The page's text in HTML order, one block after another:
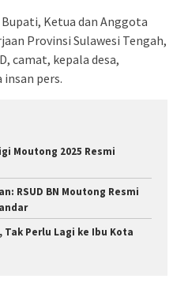
Ketua dan Anggota
Provinsi Sulawesi Tengah,
camat, kepala desa,
pers.
Moutong 2025 Resmi
RSUD BN Moutong Resmi
Tak Perlu Lagi ke Ibu Kota